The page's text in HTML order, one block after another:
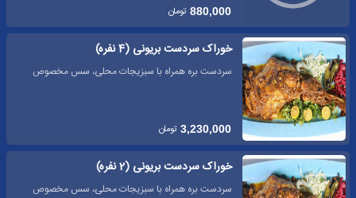
880,000 تومان
خوراک سردست بریونی (4 نفره)
سردست بره همراه با سبزیجات محلی، سس مخصوص
3,230,000 تومان
خوراک سردست بریونی (2 نفره)
سردست بره همراه با سبزیجات محلی، سس مخصوص